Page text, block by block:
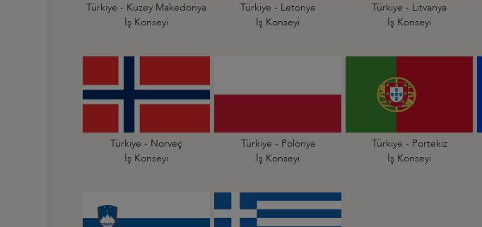
Türkiye - Kuzey Makedonya
İş Konseyi
Türkiye - Letonya
İş Konseyi
Türkiye - Litvanya
İş Konseyi
Türkiye - Norveç
İş Konseyi
Türkiye - Polonya
İş Konseyi
Türkiye - Portekiz
İş Konseyi